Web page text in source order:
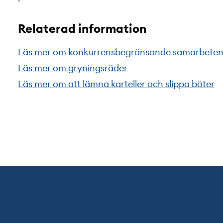
Relaterad information
Läs mer om konkurrensbegränsande samarbeten
Läs mer om gryningsräder
Läs mer om att lämna karteller och slippa böter